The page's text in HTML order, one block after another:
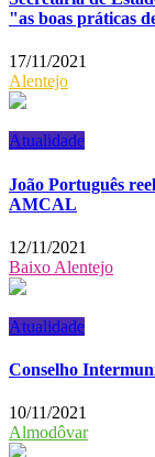
"as boas práticas
17/11/2021
Alentejo
Atualidade
João Português
AMCAL
12/11/2021
Baixo Alentejo
Atualidade
Conselho
10/11/2021
Almodôvar